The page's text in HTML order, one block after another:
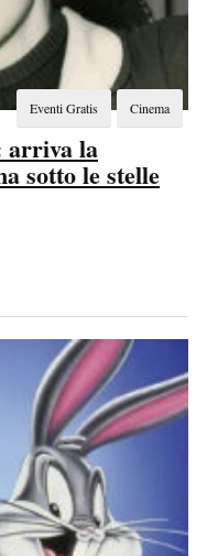
Cinema
Eventi Gratis
arriva la
sotto le stelle